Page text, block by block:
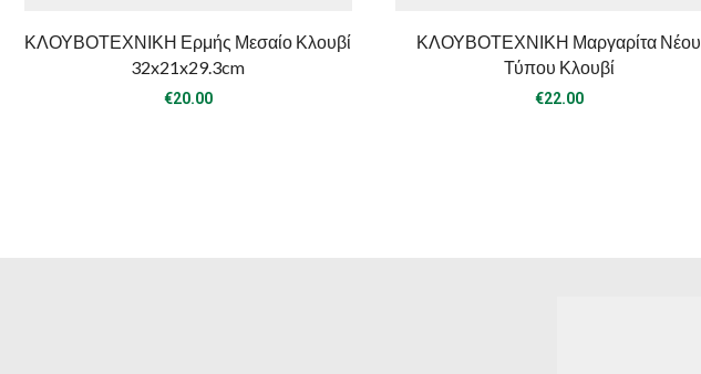
ΚΛΟΥΒΟΤΕΧΝΙΚΗ Ερμής Μεσαίο Κλουβί
32x21x29.3cm
€20.00
ΚΛΟΥΒΟΤΕΧΝΙΚΗ Μαργαρίτα Νέου
Τύπου Κλουβί
€22.00